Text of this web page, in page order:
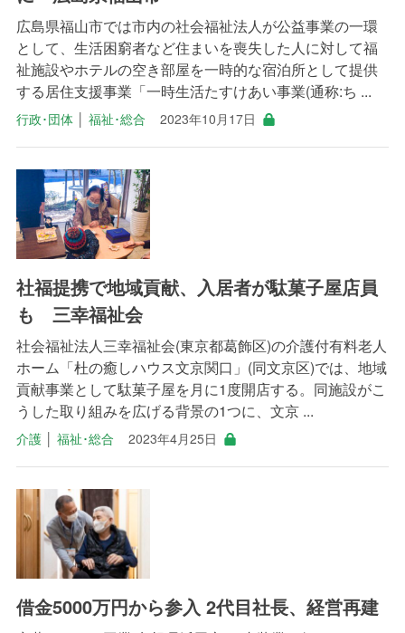
広島県福山市では市内の社会福祉法人が公益事業の一環
として、生活困窮者など住まいを喪失した人に対して福
祉施設やホテルの空き部屋を一時的な宿泊所として提供
する居住支援事業「一時生活たすけあい事業(通称:ち ...
行政･団体│ 福祉･総合 2023年10月17日
社福提携で地域貢献、入居者が駄菓子屋店員
も 三幸福祉会
社会福祉法人三幸福祉会(東京都葛飾区)の介護付有料老人
ホーム「杜の癒しハウス文京関口」(同文京区)では、地域
貢献事業として駄菓子屋を月に1度開店する。同施設がこ
うした取り組みを広げる背景の1つに、文京 ...
介護│ 福祉･総合 2023年4月25日
借金5000万円から参入 2代目社長、経営再建